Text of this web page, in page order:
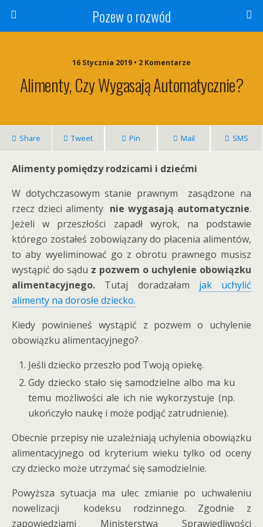
Pozew o rozwód
16 Stycznia 2019 • 2 Komentarze
Alimenty, Czy Wygasają Automatycznie?
Share Tweet Pin Mail SMS
Alimenty pomiędzy rodzicami i dziećmi
W dotychczasowym stanie prawnym zasądzone na
rzecz dzieci alimenty nie wygasają automatycznie.
Jeżeli w przeszłości zapadł wyrok, na podstawie
którego zostałeś zobowiązany do płacenia alimentów,
to aby wyeliminować go z obrotu prawnego musisz
wystąpić do sądu z pozwem o uchylenie obowiązku
alimentacyjnego. Tutaj doradzałam jak uchylić
alimenty na dorosłe dziecko.
Kiedy powinieneś wystąpić z pozwem o uchylenie
obowiązku alimentacyjnego?
Jeśli dziecko przeszło pod Twoją opiekę.
Gdy dziecko stało się samodzielne albo ma ku
temu możliwości ale ich nie wykorzystuje (np.
ukończyło naukę i może podjąć zatrudnienie).
Obecnie przepisy nie uzależniają uchylenia obowiązku
alimentacyjnego od kryterium wieku tylko od oceny
czy dziecko może utrzymać się samodzielnie.
Powyższa sytuacja ma ulec zmianie po uchwaleniu
nowelizacji kodeksu rodzinnego. Zgodnie z
zapowiedziami Ministerstwa Sprawiedliwości